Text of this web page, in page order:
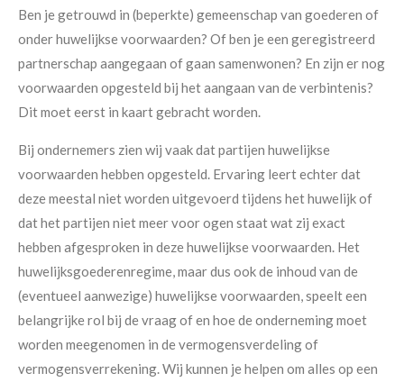
Ben je getrouwd in (beperkte) gemeenschap van goederen of
onder huwelijkse voorwaarden? Of ben je een geregistreerd
partnerschap aangegaan of gaan samenwonen? En zijn er nog
voorwaarden opgesteld bij het aangaan van de verbintenis?
Dit moet eerst in kaart gebracht worden.
Bij ondernemers zien wij vaak dat partijen huwelijkse
voorwaarden hebben opgesteld. Ervaring leert echter dat
deze meestal niet worden uitgevoerd tijdens het huwelijk of
dat het partijen niet meer voor ogen staat wat zij exact
hebben afgesproken in deze huwelijkse voorwaarden. Het
huwelijksgoederenregime, maar dus ook de inhoud van de
(eventueel aanwezige) huwelijkse voorwaarden, speelt een
belangrijke rol bij de vraag of en hoe de onderneming moet
worden meegenomen in de vermogensverdeling of
vermogensverrekening. Wij kunnen je helpen om alles op een